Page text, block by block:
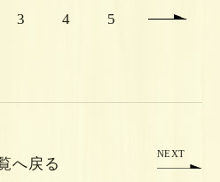
3 4 5
へ戻る
NEXT